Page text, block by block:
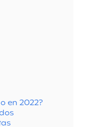
en 2022?